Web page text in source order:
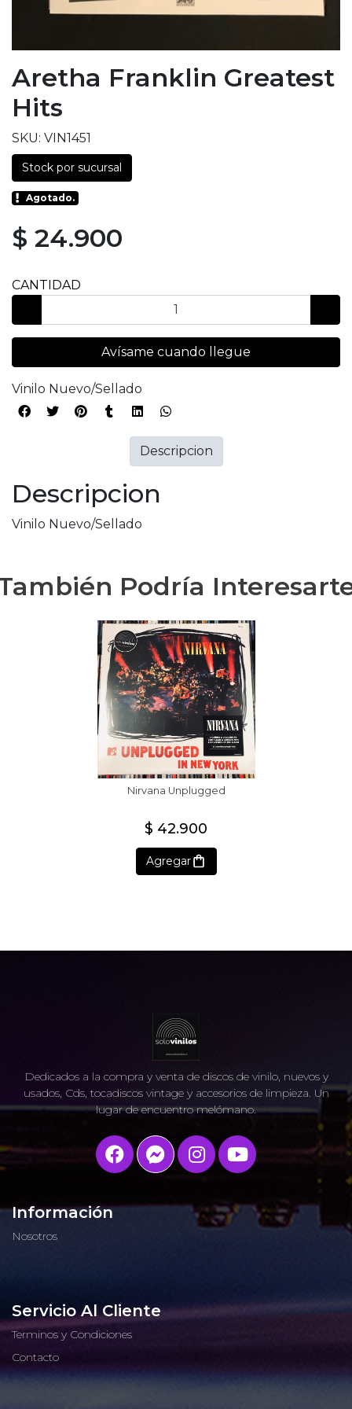
Aretha Franklin Greatest
Hits
SKU: VIN1451
Stock por sucursal
Agotado.
$ 24.900
CANTIDAD
Avísame cuando llegue
Vinilo Nuevo/Sellado
Descripcion
Vinilo Nuevo/Sellado
Descripcion
Podría
Nirvana Unplugged
$ 42.900
Agregar
Dedicados a la compra y venta de discos de vinilo, nuevos y
usados, Cds, tocadiscos vintage y accesorios de limpieza. Un
lugar de encuentro melómano.
Información
Nosotros
Servicio Al Cliente
Terminos y Condiciones
Contacto